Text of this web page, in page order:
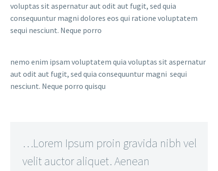
voluptas sit aspernatur aut odit aut fugit, sed quia
consequuntur magni dolores eos qui ratione voluptatem
sequi nesciunt. Neque porro
nemo enim ipsam voluptatem quia voluptas sit aspernatur
aut odit aut fugit, sed quia consequuntur magni sequi
nesciunt. Neque porro quisqu
…Lorem Ipsum proin gravida nibh vel
velit auctor aliquet. Aenean